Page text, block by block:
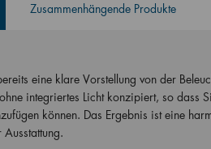
Zusammenhängende Produkte
eine klare Vorstellung von der
integriertes Licht konzipiert, so dass
können. Das Ergebnis ist eine